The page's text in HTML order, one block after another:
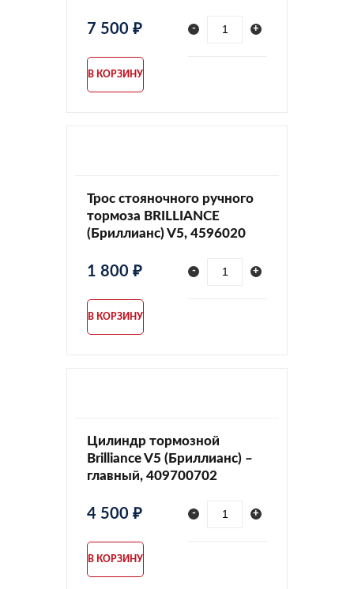
7 500 ₽ - +
В КОРЗИНУ
Трос стояночного ручного
тормоза BRILLIANCE
(Бриллианс) V5, 4596020
1 800 ₽ - +
В КОРЗИНУ
Цилиндр тормозной
Brilliance V5 (Бриллианс) –
главный, 409700702
4 500 ₽ - +
В КОРЗИНУ